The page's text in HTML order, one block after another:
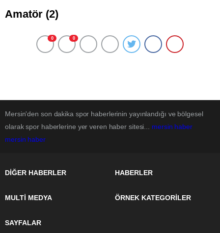
Amatör (2)
0 0
Mersin'den son dakika spor haberlerinin yayınlandığı ve bölgesel
olarak spor haberlerine yer veren haber sitesi... mersin haber
mersin haber
DİĞER HABERLER HABERLER
MULTİ MEDYA ÖRNEK KATEGORİLER
SAYFALAR